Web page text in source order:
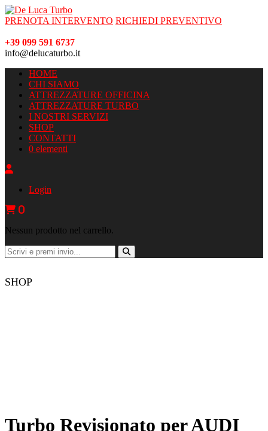
PRENOTA INTERVENTO RICHIEDI PREVENTIVO
+39 099 591 6737
info@delucaturbo.it
HOME
CHI SIAMO
ATTREZZATURE OFFICINA
ATTREZZATURE TURBO
I NOSTRI SERVIZI
SHOP
CONTATTI
0 elementi
Login
0
Nessun prodotto nel carrello.
SHOP
Turbo Revisionato per AUDI